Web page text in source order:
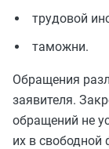
трудовой
таможни.
Обращения
заявителя.
обращений не
их в свободной